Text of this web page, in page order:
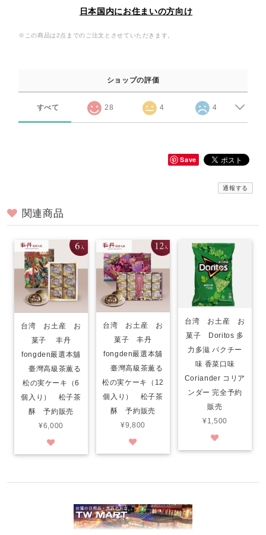
日本国内にお住まいの方向け
※この商品は2点までのご注文とさせていただきます。
ショップの評価
すべて 28 4 4
Save
通報する
関連商品
台湾 お土産 お
菓子 丰丹
fongden嚴選本舖
臺灣高級茶薫る
松の実ケーキ（6
個入り） 松子茶
酥 予約販売
¥6,000
台湾 お土産 お
菓子 丰丹
fongden嚴選本舖
臺灣高級茶薫る
松の実ケーキ（12
個入り） 松子茶
酥 予約販売
¥9,800
台湾 お土産 お
菓子 Doritos 多
力多滋 パクチー
味 香菜口味
Coriander コリア
ンダー 完全予約
販売
¥1,500